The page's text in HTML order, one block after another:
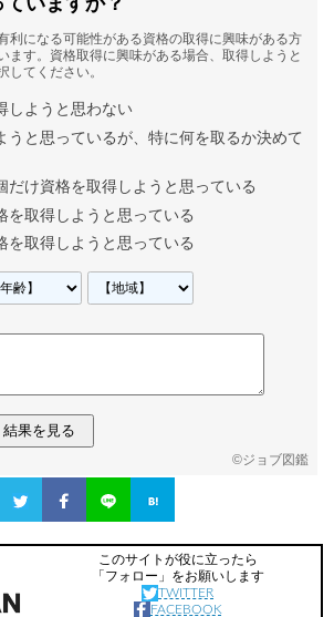
利になる可能性がある資格の取得に興味がある方
ます。資格取得に興味がある場合、取得しようと
してください。
しようと思わない
うと思っているが、特に何を取るか決めて
だけ資格を取得しようと思っている
を取得しようと思っている
を取得しようと思っている
©ジョブ図鑑
このサイトが役に立ったら
「フォロー」をお願いします
TWITTER
FACEBOOK